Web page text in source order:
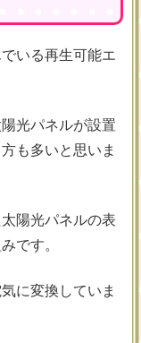
いる再生可能エ
光パネルが設置
も多いと思いま
陽光パネルの表
です。
に変換していま